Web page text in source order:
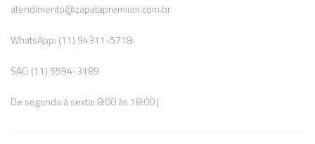
atendimento@zapatapremium.com.br
WhatsApp: (11) 94311-5718
SAC: (11) 5594-3189
De segunda à sexta: 8:00 às 18:00 |